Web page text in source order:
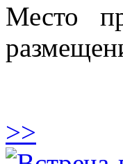
Место
>>